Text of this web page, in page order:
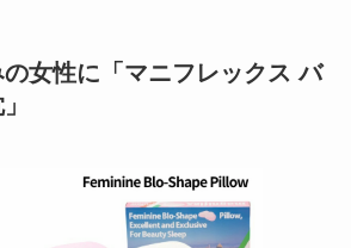
女性に「マニフレックス バ